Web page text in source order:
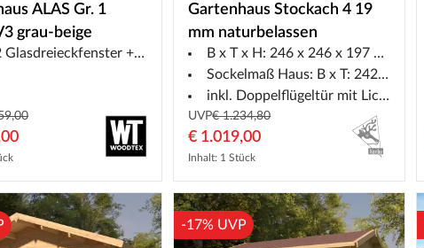
ALAS Gr. 1
grau-beige
+ Fensterelement Seite
Gartenhaus Stockach 4 19
mm naturbelassen
B x T x H: 246 x 246 x 197 cm
Sockelmaß Haus: B x T: 242 x 242 cm
inkl. Doppelflügeltür mit Lichtausschnitten
UVP€ 1.234,80
€ 1.019,00
Inhalt: 1 Stück
-17% UVP